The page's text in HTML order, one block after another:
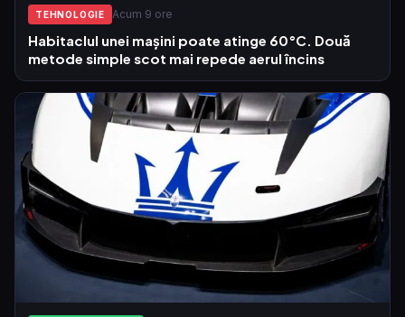
TEHNOLOGIE Acum 9 ore
Habitaclul unei mașini poate atinge 60°C. Două
metode simple scot mai repede aerul încins